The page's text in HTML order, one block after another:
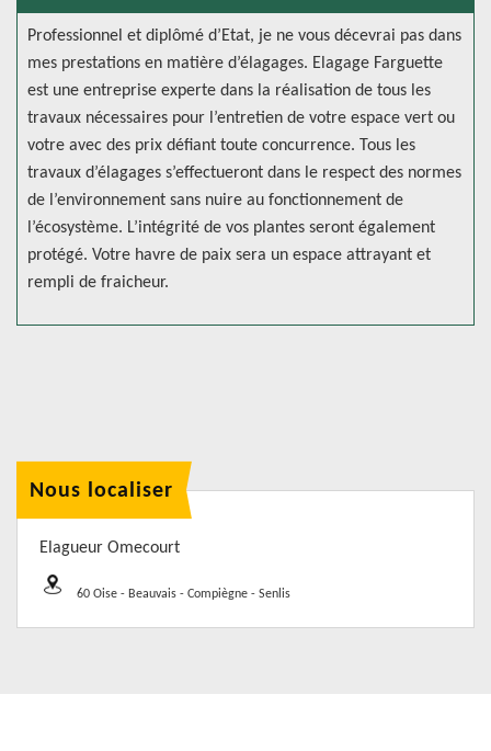
Professionnel et diplômé d’Etat, je ne vous décevrai pas dans
mes prestations en matière d’élagages. Elagage Farguette
est une entreprise experte dans la réalisation de tous les
travaux nécessaires pour l’entretien de votre espace vert ou
votre avec des prix défiant toute concurrence. Tous les
travaux d’élagages s’effectueront dans le respect des normes
de l’environnement sans nuire au fonctionnement de
l’écosystème. L’intégrité de vos plantes seront également
protégé. Votre havre de paix sera un espace attrayant et
rempli de fraicheur.
Nous localiser
Elagueur Omecourt
60 Oise - Beauvais - Compiègne - Senlis